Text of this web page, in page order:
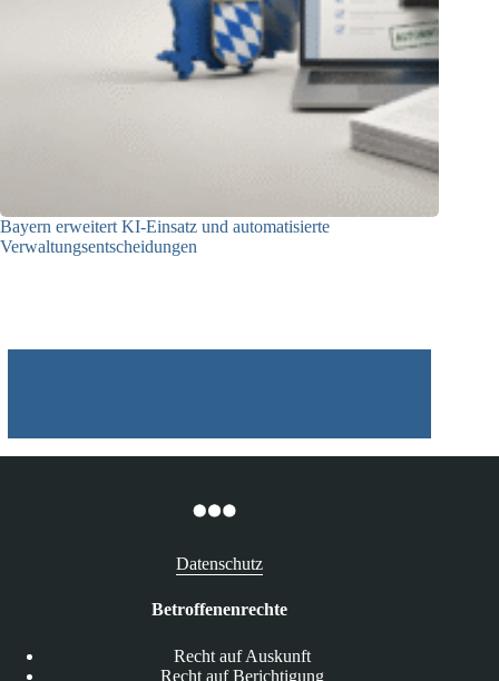
Bayern erweitert KI-Einsatz und automatisierte
Verwaltungsentscheidungen
Datenschutz
Betroffenenrechte
Recht auf Auskunft
Recht auf Berichtigung